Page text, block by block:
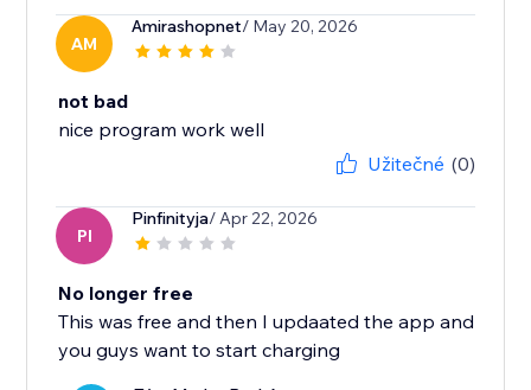
AM
Amirashopnet/ May 20, 2026
not bad
nice program work well
Užitečné (0)
PI
Pinfinityja/ Apr 22, 2026
No longer free
This was free and then I updaated the app and
you guys want to start charging